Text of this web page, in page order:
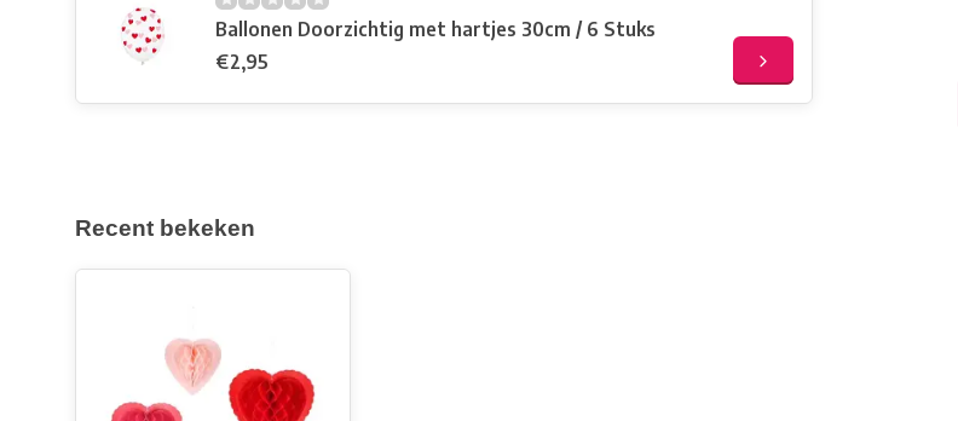
Ballonen Doorzichtig met hartjes 30cm / 6 Stuks
€2,95
Recent bekeken